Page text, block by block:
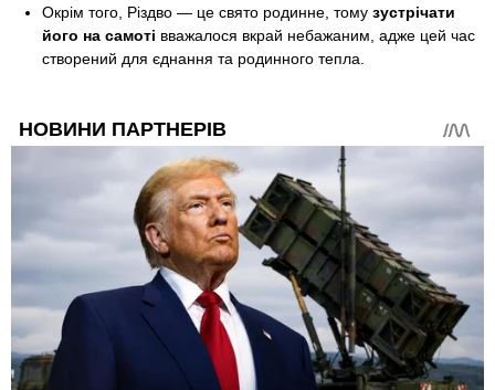
Окрім того, Різдво — це свято родинне, тому зустрічати
його на самоті вважалося вкрай небажаним, адже цей час
створений для єднання та родинного тепла.